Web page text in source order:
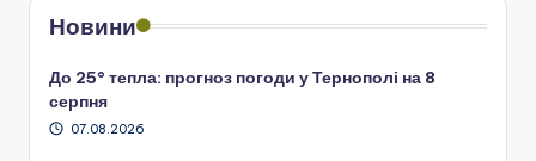
Новини
До 25° тепла: прогноз погоди у Тернополі на 8
серпня
07.08.2026